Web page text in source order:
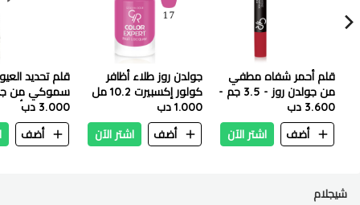
قلم أحمر شفاه مطفي
من جولدن روز - 3.5 جم -
رقم 06
3.600 دب
أضف
اشتر الآن
جولدن روز طلاء أظافر
كولور إكسبيرت 10.2 مل
-17
1.000 دب
أضف
اشتر الآن
قلم تحديد
سموكي من
1.6 جرام - أسود غامق
3.000 دب
أضف
شيجلام